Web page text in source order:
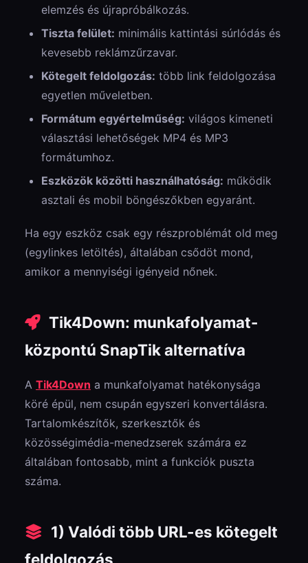
elemzés és újrapróbálkozás.
Tiszta felület: minimális kattintási súrlódás és
kevesebb reklámzűrzavar.
Kötegelt feldolgozás: több link feldolgozása
egyetlen műveletben.
Formátum egyértelműség: világos kimeneti
választási lehetőségek MP4 és MP3
formátumhoz.
Eszközök közötti használhatóság: működik
asztali és mobil böngészőkben egyaránt.
Ha egy eszköz csak egy részproblémát old meg
(egylinkes letöltés), általában csődöt mond,
amikor a mennyiségi igényeid nőnek.
Tik4Down: munkafolyamat-
központú SnapTik alternatíva
A Tik4Down a munkafolyamat hatékonysága
köré épül, nem csupán egyszeri konvertálásra.
Tartalomkészítők, szerkesztők és
közösségimédia-menedzserek számára ez
általában fontosabb, mint a funkciók puszta
száma.
1) Valódi több URL-es kötegelt
feldolgozás